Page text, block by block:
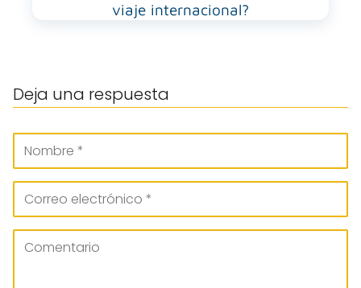
viaje internacional?
Deja una respuesta